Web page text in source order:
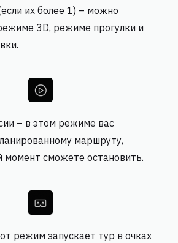
их более 1) – можно
3D, режиме прогулки и
– в этом режиме вас
маршруту,
момент сможете остановить.
режим запускает тур в очках